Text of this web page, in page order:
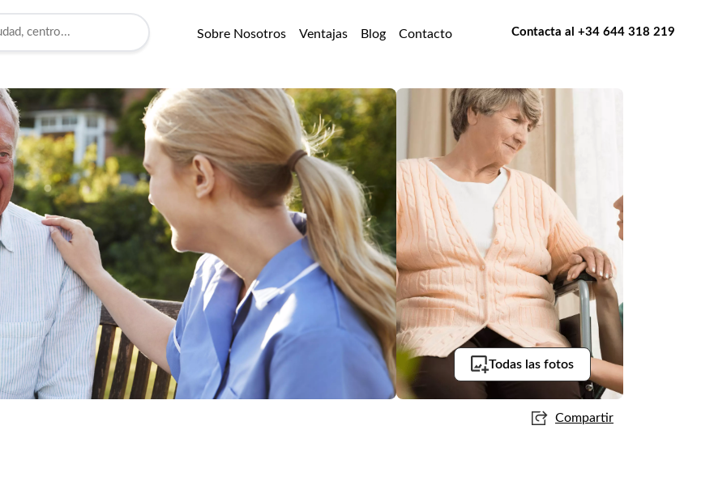
Sobre Nosotros Ventajas Blog Contacto Contacta al +34 644 318 219
Compartir
Todas las fotos